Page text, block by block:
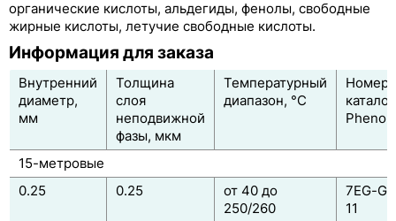
органические кислоты, альдегиды, фенолы, свободные
жирные кислоты, летучие свободные кислоты.
Информация для заказа
Внутренний
диаметр,
мм
Толщина
слоя
неподвижной
фазы, мкм
Температурный
диапазон, °C
Номер
15-метровые
0.25
0.25
от 40 до
250/260
7EG-
11
ZB-WAXplus
ZB-FFAP
Таблица соответствия ГХ-колонок по фирмам
производителям
Классификация ГХ-колонок по USP